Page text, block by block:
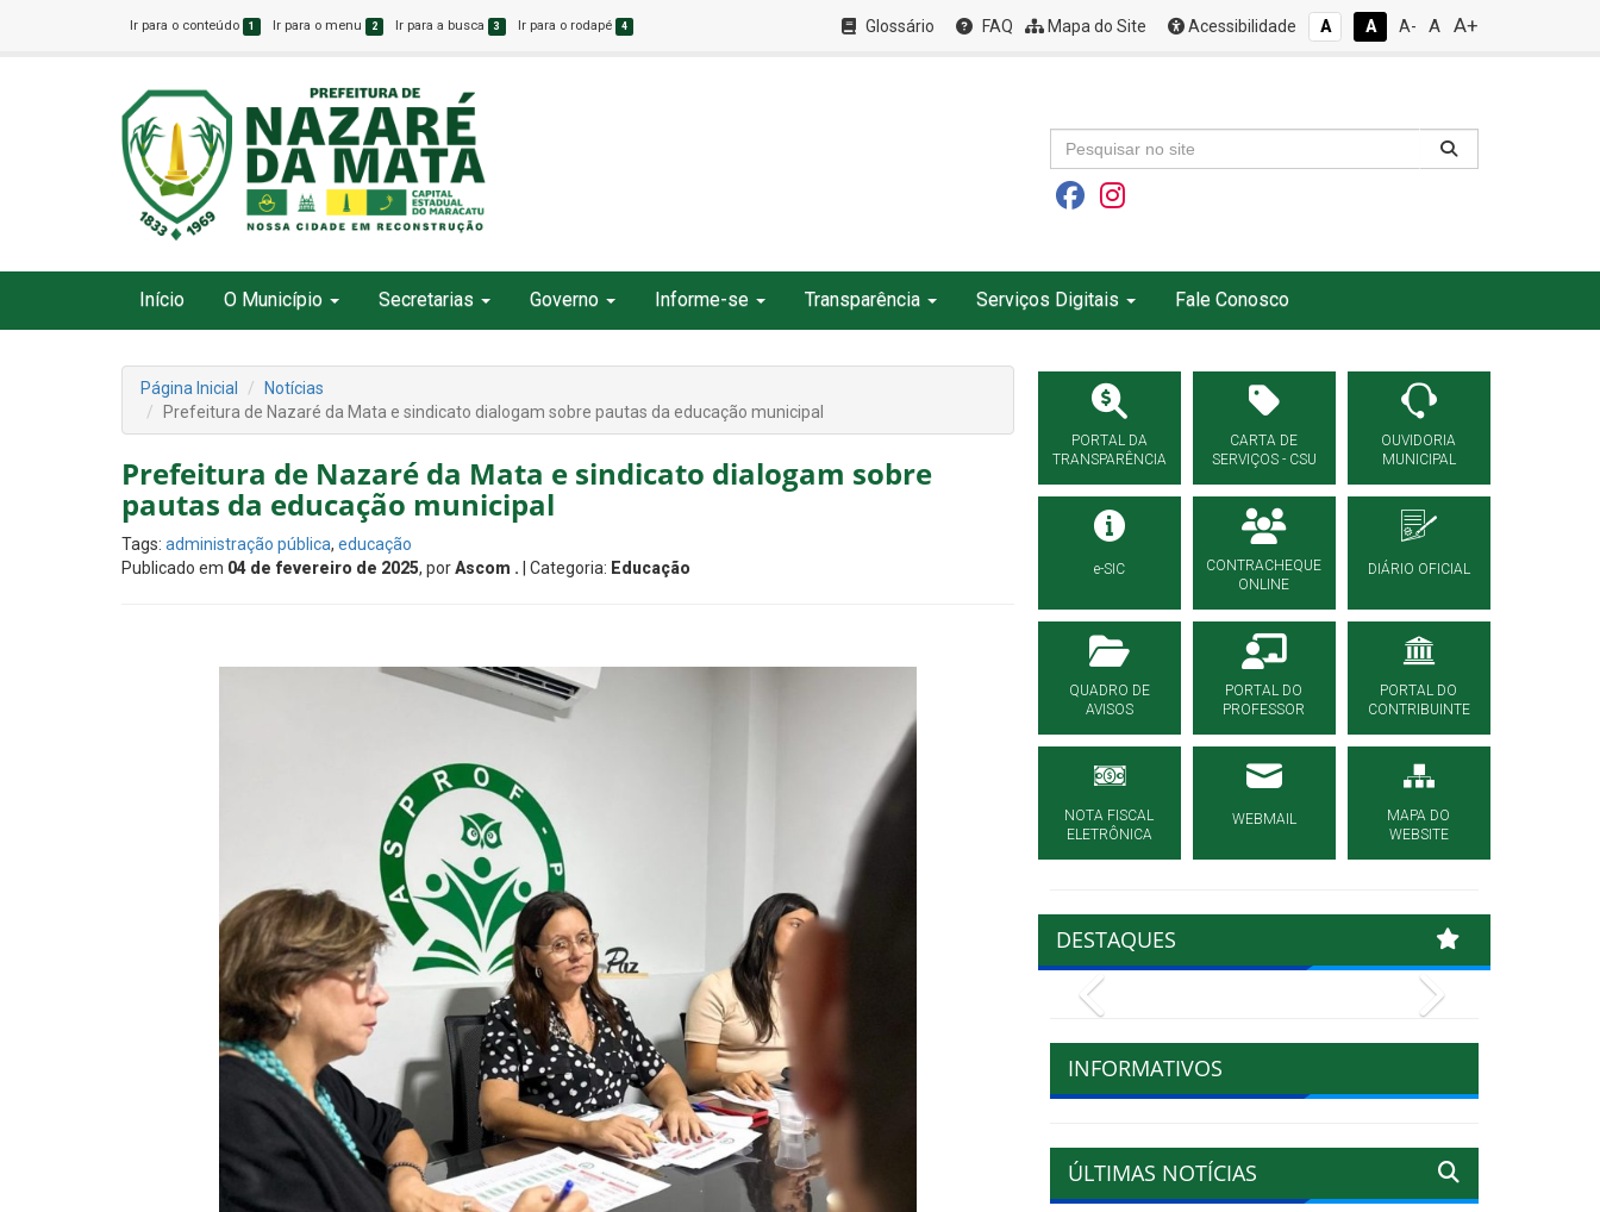
Ir para o conteúdo 1 Ir para o menu 2 Ir para a busca 3 Ir para o rodapé 4 Glossário FAQ Mapa do Site Acessibilidade A A A- A A+
Início O Município Secretarias Governo Informe-se Transparência Serviços Digitais Fale Conosco
Página Inicial
Notícias
Prefeitura de Nazaré da Mata e sindicato dialogam sobre pautas da educação municipal
Prefeitura de Nazaré da Mata e sindicato dialogam sobre
pautas da educação municipal
Tags: administração pública, educação
Publicado em 04 de fevereiro de 2025, porAscom . | Categoria: Educação
PORTAL DA
TRANSPARÊNCIA
CARTA DE
SERVIÇOS - CSU
OUVIDORIA
MUNICIPAL
e-SIC
CONTRACHEQUE
ONLINE
DIÁRIO OFICIAL
QUADRO DE
AVISOS
PORTAL DO
PROFESSOR
PORTAL DO
CONTRIBUINTE
NOTA FISCAL
ELETRÔNICA
WEBMAIL
MAPA DO
WEBSITE
DESTAQUES
INFORMATIVOS
ÚLTIMAS NOTÍCIAS